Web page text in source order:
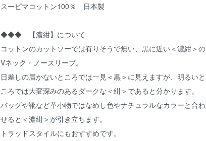
スーピマコットン100％ 日本製
◆◆◆ 【濃紺】について
コットンのカットソーでは有りそうで無い、黒に近い＜濃紺＞の
Vネック・ノースリーブ。
日差しの届かないところでは一見＜黒＞に見えますが、明るいと
ころでは大変深みのあるダークな＜紺＞であると分かります。
バッグや靴など革小物ではなめし色やナチュラルなカラーと合わ
せると＜濃紺＞が引き立ちます。
トラッドスタイルにもおすすめです。